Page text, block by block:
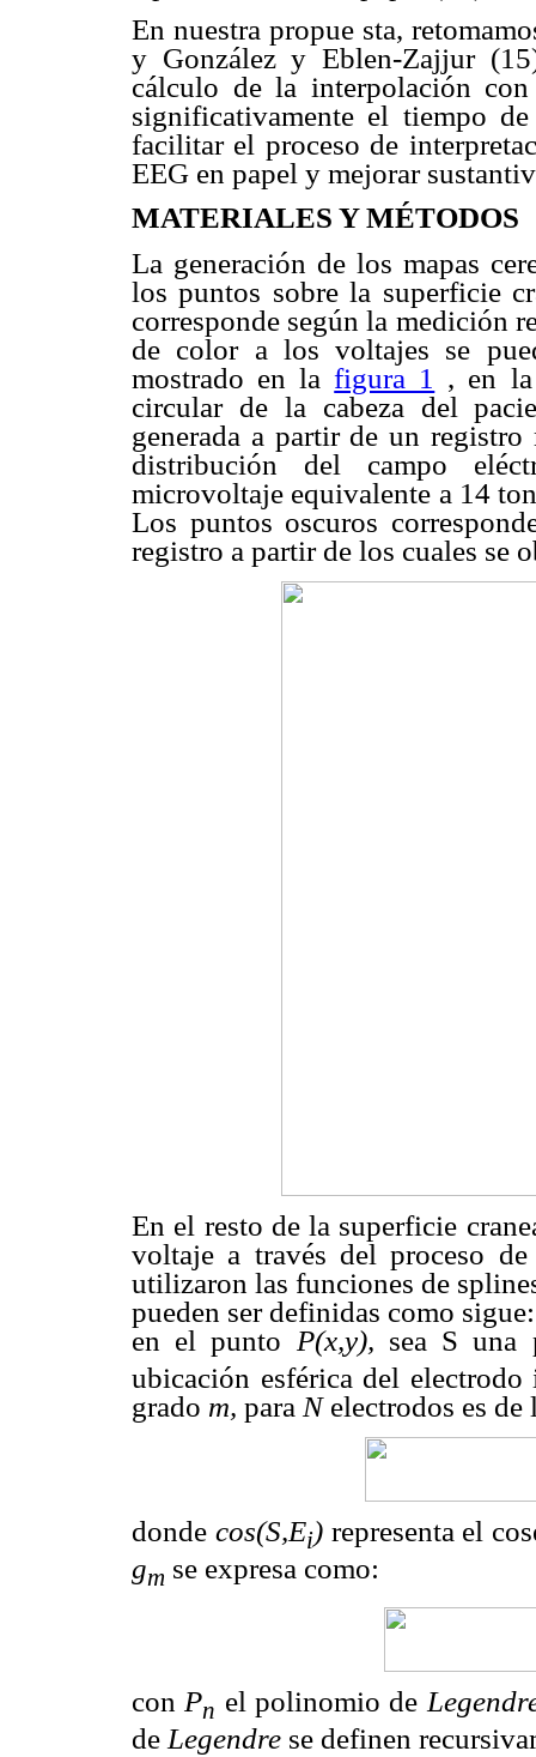
En nuestra propue sta,
y González y Eblen-Zajjur
cálculo de la interpolación
significativamente el tiempo
facilitar el proceso de
EEG en papel y mejorar
MATERIALES Y MÉTODOS
La generación de los mapas
los puntos sobre la superficie
corresponde según la medición
de color a los voltajes se
mostrado en lafigura 1
, en la
circular de la cabeza del
generada a partir de un
distribución del campo
microvoltaje equivalente a 14
Los puntos oscuros
registro a partir de los cuales se
En el resto de la superficie
voltaje a través del proceso
utilizaron las funciones de
pueden ser definidas como
en el punto P(x,y), sea S una
ubicación esférica del
grado m, para Nelectrodos es de
donde cos(S,Ei)representa el
gm se expresa como:
con Pn el polinomio de
deLegendre se definen